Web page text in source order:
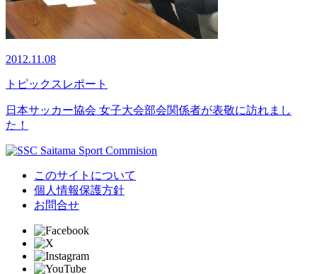
2012.11.08
トピックス レポート
日本サッカー協会 女子大会部会関係者が表敬に訪れまし
た！
このサイトについて
個人情報保護方針
お問合せ